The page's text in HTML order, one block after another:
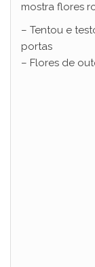
mostra flores
– Tentou e
portas
– Flores de